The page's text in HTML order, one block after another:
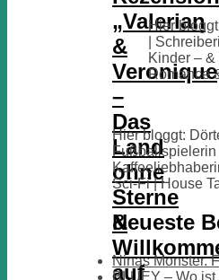
„Valerian
&
Veronique
–
Das
Land
ohne
Sterne
&
auf
Hier
|
Kinder –
Romance
Hier bloggt:
Fußballspielerin
Sci-Fi | House
Neueste
Ninas Monster.
BLUEY – Wo